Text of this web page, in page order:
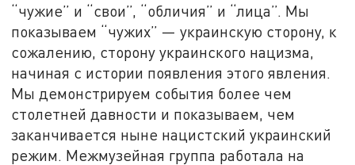
“чужие” и “свои”, “обличия” и “лица”. Мы
показываем “чужих” — украинскую сторону, к
сожалению, сторону украинского нацизма,
начиная с истории появления этого явления.
Мы демонстрируем события более чем
столетней давности и показываем, чем
заканчивается ныне нацистский украинский
режим. Межмузейная группа работала на